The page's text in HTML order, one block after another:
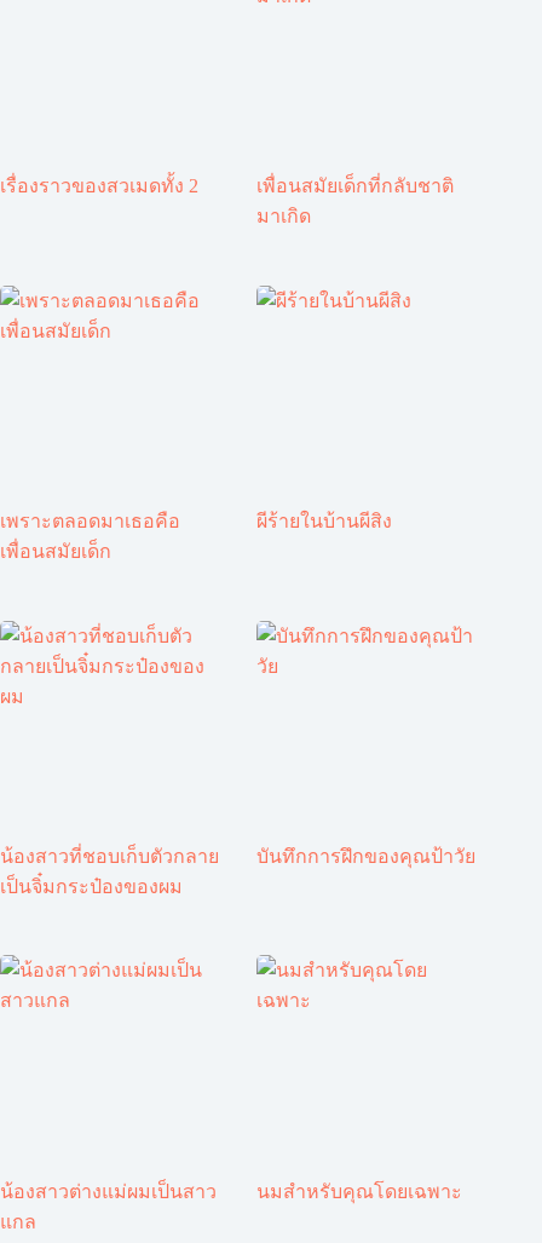
เรื่องราวของสวเมดทั้ง 2
เพื่อนสมัยเด็กที่กลับชาติ
มาเกิด
เพราะตลอดมาเธอคือ
เพื่อนสมัยเด็ก
ผีร้ายในบ้านผีสิง
น้องสาวที่ชอบเก็บตัวกลาย
เป็นจิ๋มกระป๋องของผม
บันทึกการฝึกของคุณป้าวัย
น้องสาวต่างแม่ผมเป็นสาว
แกล
นมสำหรับคุณโดยเฉพาะ